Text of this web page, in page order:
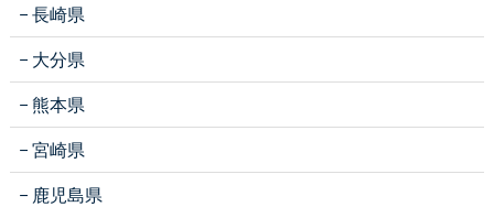
長崎県
大分県
熊本県
宮崎県
鹿児島県